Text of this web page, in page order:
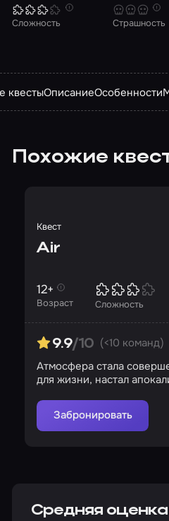
Сложность Страшность
квестыОписаниеОсобенности
Похожие
Квест
Air
Возраст
12+
Сложность
9.9/10 (<10 команд)
Атмосфера стала
для жизни, настал
Забронировать
Средняя